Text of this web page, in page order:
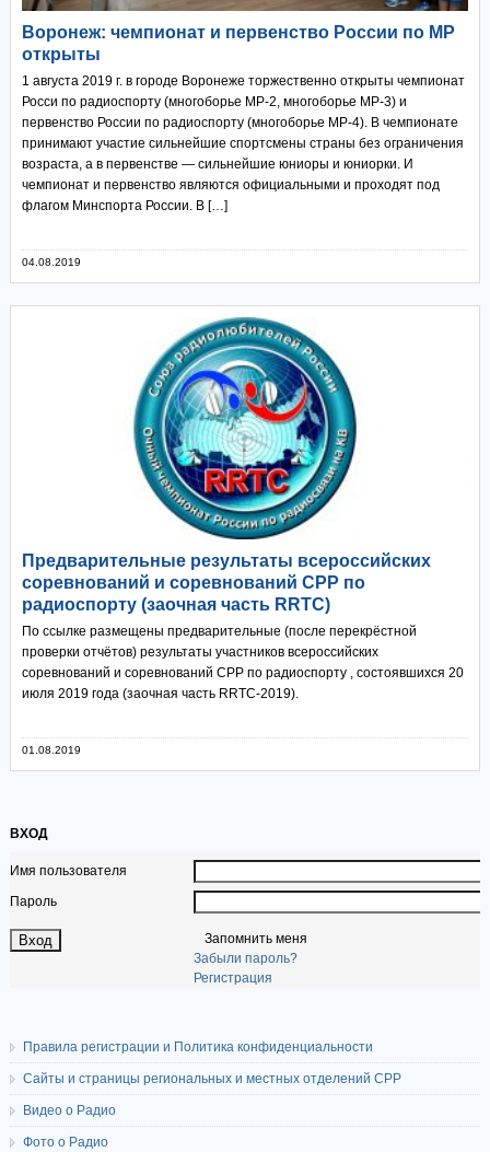
Воронеж: чемпионат и первенство России по МР
открыты
1 августа 2019 г. в городе Воронеже торжественно открыты чемпионат
Росси по радиоспорту (многоборье МР-2, многоборье МР-3) и
первенство России по радиоспорту (многоборье МР-4). В чемпионате
принимают участие сильнейшие спортсмены страны без ограничения
возраста, а в первенстве — сильнейшие юниоры и юниорки. И
чемпионат и первенство являются официальными и проходят под
флагом Минспорта России. В […]
04.08.2019
Предварительные результаты всероссийских
соревнований и соревнований СРР по
радиоспорту (заочная часть RRTC)
По ссылке размещены предварительные (после перекрёстной
проверки отчётов) результаты участников всероссийских
соревнований и соревнований СРР по радиоспорту , состоявшихся 20
июля 2019 года (заочная часть RRTC-2019).
01.08.2019
ВХОД
Имя пользователя
Пароль
Запомнить меня
Забыли пароль?
Регистрация
Правила регистрации и Политика конфиденциальности
Сайты и страницы региональных и местных отделений СРР
Видео о Радио
Фото о Радио